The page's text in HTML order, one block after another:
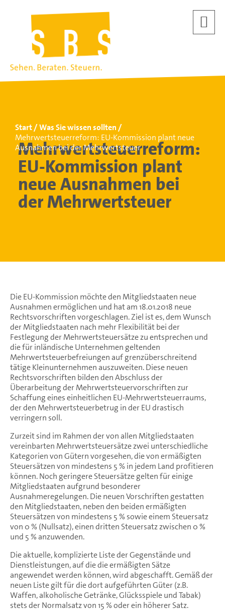
Start
Was Sie wissen sollten
Mehrwertsteuerreform: EU-Kommission plant neue
Ausnahmen bei der Mehrwertsteuer
Mehrwertsteuerreform:
EU-Kommission plant
neue Ausnahmen bei
der Mehrwertsteuer
Die EU-Kommission möchte den Mitgliedstaaten neue
Ausnahmen ermöglichen und hat am 18.01.2018 neue
Rechtsvorschriften vorgeschlagen. Ziel ist es, dem Wunsch
der Mitgliedstaaten nach mehr Flexibilität bei der
Festlegung der Mehrwertsteuersätze zu entsprechen und
die für inländische Unternehmen geltenden
Mehrwertsteuerbefreiungen auf grenzüberschreitend
tätige Kleinunternehmen auszuweiten. Diese neuen
Rechtsvorschriften bilden den Abschluss der
Überarbeitung der Mehrwertsteuervorschriften zur
Schaffung eines einheitlichen EU-Mehrwertsteuerraums,
der den Mehrwertsteuerbetrug in der EU drastisch
verringern soll.
Zurzeit sind im Rahmen der von allen Mitgliedstaaten
vereinbarten Mehrwertsteuersätze zwei unterschiedliche
Kategorien von Gütern vorgesehen, die von ermäßigten
Steuersätzen von mindestens 5 % in jedem Land profitieren
können. Noch geringere Steuersätze gelten für einige
Mitgliedstaaten aufgrund besonderer
Ausnahmeregelungen. Die neuen Vorschriften gestatten
den Mitgliedstaaten, neben den beiden ermäßigten
Steuersätzen von mindestens 5 % sowie einem Steuersatz
von 0 % (Nullsatz), einen dritten Steuersatz zwischen 0 %
und 5 % anzuwenden.
Die aktuelle, komplizierte Liste der Gegenstände und
Dienstleistungen, auf die die ermäßigten Sätze
angewendet werden können, wird abgeschafft. Gemäß der
neuen Liste gilt für die dort aufgeführten Güter (z.B.
Waffen, alkoholische Getränke, Glücksspiele und Tabak)
stets der Normalsatz von 15 % oder ein höherer Satz.